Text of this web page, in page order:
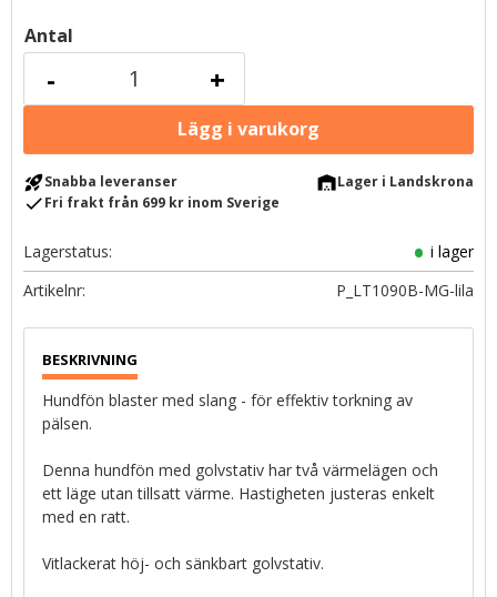
Antal
+
-
rocket_launchSnabba leveranser warehouseLager i Landskrona
checkFri frakt från 699 kr inom Sverige
Lagerstatus
i lager
Artikelnr
P_LT1090B-MG-lila
Hundfön blaster med slang - för effektiv torkning av
pälsen.
Denna hundfön med golvstativ har två värmelägen och
ett läge utan tillsatt värme. Hastigheten justeras enkelt
med en ratt.
Vitlackerat höj- och sänkbart golvstativ.